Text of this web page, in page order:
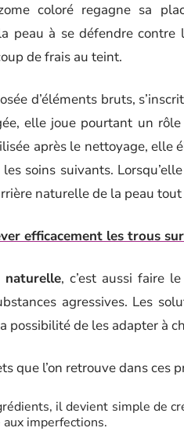
coloré regagne sa
peau à se défendre contre
de frais au teint.
d’éléments bruts,
elle joue pourtant un
après le nettoyage, elle
soins suivants.
naturelle de la peau
efficacement les trous
, c’est aussi faire
agressives. Les
de les adapter à
que l’on retrouve dans ces
il devient simple de
imperfections.